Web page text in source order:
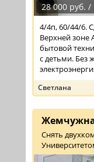
28 000 руб. /
4/4п, 60/44/6.
Верхней зоне
бытовой
с детьми. Без
Светлана
Снять